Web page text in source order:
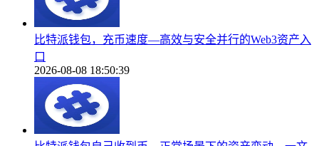
比特派钱包，充币速度—高效与安全并行的Web3资产入
口
2026-08-08 18:50:39